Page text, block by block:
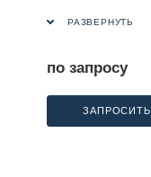
РАЗВЕРНУТЬ
по запросу